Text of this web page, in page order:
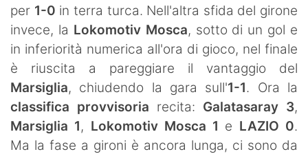
per 1-0 in terra turca. Nell'altra sfida del girone
invece, la Lokomotiv Mosca, sotto di un gol e
in inferiorità numerica all'ora di gioco, nel finale
è riuscita a pareggiare il vantaggio del
Marsiglia, chiudendo la gara sull'1-1. Ora la
classifica provvisoria recita: Galatasaray 3,
Marsiglia 1, Lokomotiv Mosca 1 e LAZIO 0.
Ma la fase a gironi è ancora lunga, ci sono da